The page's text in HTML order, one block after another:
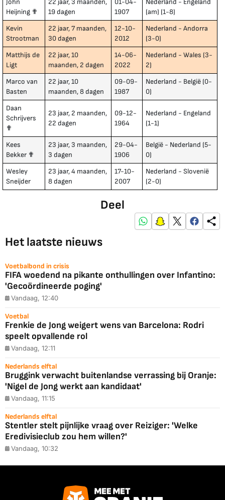
John
Heijning ✟
22 jaar, 3 maanden,
19 dagen
01-04-
1907
Nederland - Engeland
(am) (1-8)
Kevin
Strootman
22 jaar, 7 maanden,
30 dagen
12-10-
2012
Nederland - Andorra
(3-0)
Matthijs de
Ligt
22 jaar, 10
maanden, 2 dagen
14-06-
2022
Nederland - Wales (3-
2)
Marco van
Basten
22 jaar, 10
maanden, 8 dagen
09-09-
1987
Nederland - België (0-
0)
Daan
Schrijvers
✟
23 jaar, 2 maanden,
22 dagen
09-12-
1964
Nederland - Engeland
(1-1)
Kees
Bekker ✟
23 jaar, 3 maanden,
3 dagen
29-04-
1906
België - Nederland (5-
0)
Wesley
Sneijder
23 jaar, 4 maanden,
8 dagen
17-10-
2007
Nederland - Slovenië
(2-0)
Deel
Het laatste nieuws
Voetbalbond in crisis
FIFA woedend na pikante onthullingen over Infantino:
'Gecoördineerde poging'
Vandaag, 12:40
Voetbal
Frenkie de Jong weigert wens van Barcelona: Rodri
speelt opvallende rol
Vandaag, 12:11
Nederlands elftal
Bruggink verwacht buitenlandse verrassing bij Oranje:
'Nigel de Jong werkt aan kandidaat'
Vandaag, 11:15
Nederlands elftal
Stentler stelt pijnlijke vraag over Reiziger: 'Welke
Eredivisieclub zou hem willen?'
Vandaag, 10:32